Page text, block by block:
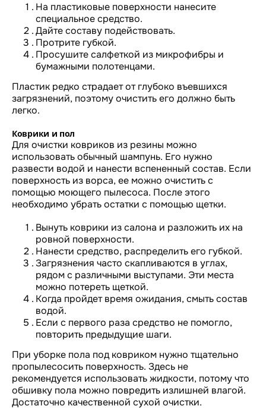
На пластиковые поверхности нанесите
специальное средство.
Дайте составу подействовать.
Протрите губкой.
Просушите салфеткой из микрофибры и
бумажными полотенцами.
Пластик редко страдает от глубоко въевшихся
загрязнений, поэтому очистить его должно быть
легко.
Коврики и пол
Для очистки ковриков из резины можно
использовать обычный шампунь. Его нужно
развести водой и нанести вспененный состав. Если
поверхность из ворса, ее можно очистить с
помощью моющего пылесоса. После этого
необходимо убрать остатки с помощью щетки.
Вынуть коврики из салона и разложить их на
ровной поверхности.
Нанести средство, распределить его губкой.
Загрязнения часто скапливаются в углах,
рядом с различными выступами. Эти места
можно потереть щеткой.
Когда пройдет время ожидания, смыть состав
водой.
Если с первого раза средство не помогло,
повторить предыдущие шаги.
При уборке пола под ковриком нужно тщательно
пропылесосить поверхность. Здесь не
рекомендуется использовать жидкости, потому что
обшивку пола можно повредить излишней влагой.
Достаточно качественной сухой очистки.